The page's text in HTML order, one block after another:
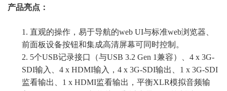
产品亮点：
1. 直观的操作，易于导航的web UI与标准web浏览器、
前面板设备按钮和集成高清屏幕可同时控制 。
2. 5个USB记录接口（与USB 3.2 Gen 1兼容）、4 x 3G-
SDI输入、4 x HDMI输入 ， 4 x 3G-SDI输出、1 x 3G-SDI
监看输出、 1 x HDMI监看输出 ， 平衡XLR模拟音频输